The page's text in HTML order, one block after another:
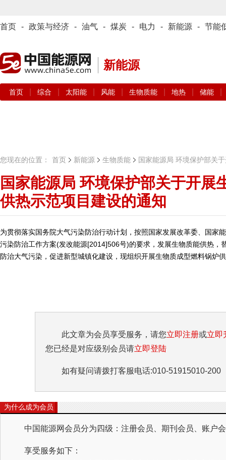
首页 - 政策与经济 - 油气 - 煤炭 - 电力 - 新能源 - 节能
新能源
首页 综合 太阳能 风能 生物质能 地热 储能
您现在的位置： 首页 新能源 生物质能 国家能源局 环境保护部关
国家能源局 环境保护部关于开展
供热示范项目建设的通知
为贯彻落实国务院大气污染防治行动计划，按照国家发展改革委、国家
污染防治工作方案(发改能源[2014]506号)的要求，发展生物质能供热，
防治大气污染，促进新型城镇化建设，现组织开展生物质成型燃料锅炉
此文章为会员享受服务，请您立即注册或立即
您已经是对应级别会员请立即登陆
如有疑问请拨打客服电话:010-51915010-200
为什么成为会员
中国能源网会员分为四级：注册会员、期刊会员、账户
享受服务如下：